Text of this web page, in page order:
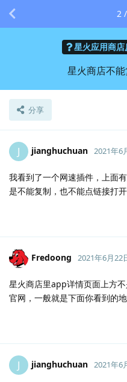
星火应用商
星火商店不
分享
2 /
J jianghuchuan 2021年6
我看到了一个网速插件，上面
是不能复制，也不能点链接打开
Fredoong 2021年6月22
星火商店里app详情页面上方
官网，一般就是下面你看到的地
J jianghuchuan 2021年6